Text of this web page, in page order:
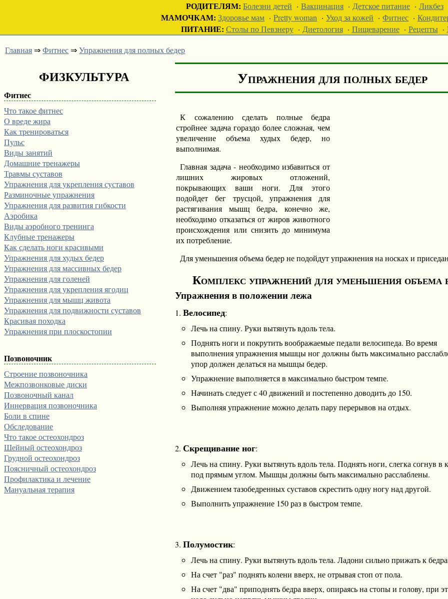
РОДИТЕЛЯМ: Болезни детей · Вакцинация · Детское питание · Ликбез
МАМОЧКАМ: Здоровье мам · Pretty woman · Уход за кожей · Фитнес ·
ПИТАНИЕ: Столы по Певзнеру· Диетология· Пищеварение· Рецепты·
Главная ⇒Фитнес ⇒Упражнения для полных бедер
ФИЗКУЛЬТУРА
Фитнес
Что такое фитнес
О вреде жира
Как тренироваться
Пульс
Виды занятий
Домашние тренажеры
Травмы суставов
Упражнения для укрепления суставов
Разминочные упражнения
Упражнения для развития гибкости
Аэробика
Виды аэробного тренинга
Клубные тренажеры
Как сделать ноги красивыми
Упражнения для худых бедер
Упражнения для массивных бедер
Упражнения для голеней
Упражнения для укрепления ягодиц
Упражнения для мышц живота
Упражнения для подвижности суставов
Красивая походка
Упражнения при плоскостопии
Позвоночник
Строение позвоночника
Межпозвонковые диски
Позвоночный канал
Иннервация позвоночника
Боли в спине
Обследование
Что такое остеохондроз
Шейный остеохондроз
Грудной остеохондроз
Поясничный остеохондроз
Профилактика и лечение
Мануальная терапия
Упражнения для полных бедер
К сожалению сделать полные бедра
стройнее задача гораздо более сложная, чем
увеличение объема худых бедер, но
выполнимая.
Главная задача - необходимо избавиться от
лишних жировых отложений,
покрывающих ваши ноги. Для этого
подойдет бег трусцой, упражнения для
растягивания мышц бедра, конечно же,
необходимо отказаться от жиров животного
происхождения или снизить до минимума
их потребление.
Для уменьшения объема бедер не подойдут упражнения на носках и
Комплекс упражнений для уменьшения объема
Упражнения в положении лежа
Велосипед:
Лечь на спину. Руки вытянуть вдоль тела.
Поднять ноги и покрутить воображаемые педали велосипеда. Во время
выполнения упражнения мышцы ног должны быть максимально
упор должен делаться на мышцы бедер.
Упражнение выполняется в максимально быстром темпе.
Начинать следует с 40 движений и постепенно доводить до 150.
Выполняя упражнение можно делать пару перерывов на отдых.
Скрещивание ног:
Лечь на спину. Руки вытянуть вдоль тела. Поднять ноги, слегка согнув в
под прямым углом. Мышцы должны быть максимально расслаблены.
Движением тазобедренных суставов скрестить одну ногу над другой.
Выполнить упражнение 150 раз в быстром темпе.
Полумостик:
Лечь на спину. Руки вытянуть вдоль тела. Ладони сильно прижать к
На счет "раз" поднять колени вверх, не отрывая стоп от пола.
На счет "два" приподнять бедра вверх, опираясь на стопы и голову, при